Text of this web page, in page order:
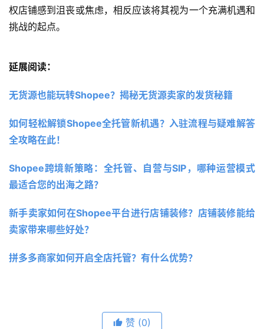
权店铺感到沮丧或焦虑，相反应该将其视为一个充满机遇和
挑战的起点。
延展阅读：
无货源也能玩转Shopee？揭秘无货源卖家的发货秘籍
如何轻松解锁Shopee全托管新机遇？入驻流程与疑难解答
全攻略在此！
Shopee跨境新策略：全托管、自营与SIP，哪种运营模式
最适合您的出海之路？
新手卖家如何在Shopee平台进行店铺装修？店铺装修能给
卖家带来哪些好处？
拼多多商家如何开启全店托管？有什么优势？
赞 (0)